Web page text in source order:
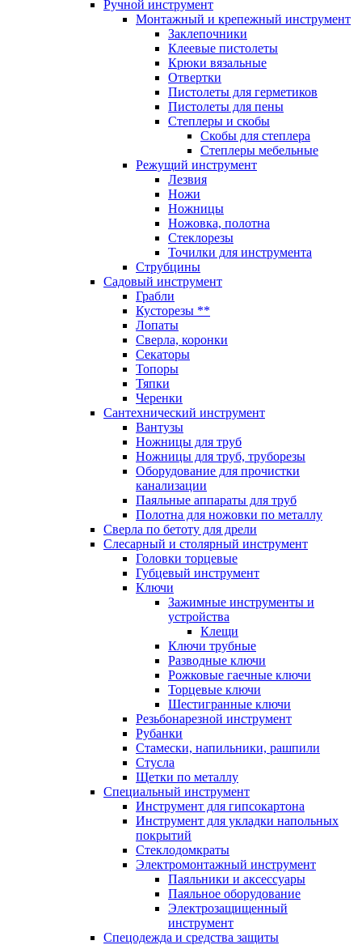
Ручной инструмент
Монтажный и крепежный инструмент
Заклепочники
Клеевые пистолеты
Крюки вязальные
Отвертки
Пистолеты для герметиков
Пистолеты для пены
Степлеры и скобы
Скобы для степлера
Степлеры мебельные
Режущий инструмент
Лезвия
Ножи
Ножницы
Ножовка, полотна
Стеклорезы
Точилки для инструмента
Струбцины
Садовый инструмент
Грабли
Кусторезы **
Лопаты
Сверла, коронки
Секаторы
Топоры
Тяпки
Черенки
Сантехнический инструмент
Вантузы
Ножницы для труб
Ножницы для труб, труборезы
Оборудование для прочистки
канализации
Паяльные аппараты для труб
Полотна для ножовки по металлу
Сверла по бетоту для дрели
Слесарный и столярный инструмент
Головки торцевые
Губцевый инструмент
Ключи
Зажимные инструменты и
устройства
Клещи
Ключи трубные
Разводные ключи
Рожковые гаечные ключи
Торцевые ключи
Шестигранные ключи
Резьбонарезной инструмент
Рубанки
Стамески, напильники, рашпили
Стусла
Щетки по металлу
Специальный инструмент
Инструмент для гипсокартона
Инструмент для укладки напольных
покрытий
Стеклодомкраты
Электромонтажный инструмент
Паяльники и аксессуары
Паяльное оборудование
Электрозащищенный
инструмент
Спецодежда и средства защиты